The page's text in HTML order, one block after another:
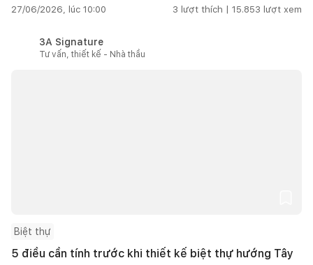
27/06/2026, lúc 10:00 3 lượt thích | 15.853 lượt xem
3A Signature
Tư vấn, thiết kế - Nhà thầu
Biệt thự
5 điều cần tính trước khi thiết kế biệt thự hướng Tây